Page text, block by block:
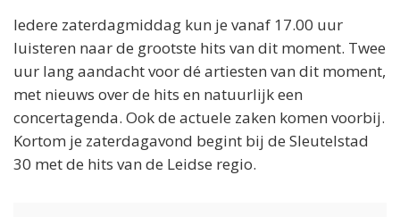
Iedere zaterdagmiddag kun je vanaf 17.00 uur
luisteren naar de grootste hits van dit moment. Twee
uur lang aandacht voor dé artiesten van dit moment,
met nieuws over de hits en natuurlijk een
concertagenda. Ook de actuele zaken komen voorbij.
Kortom je zaterdagavond begint bij de Sleutelstad
30 met de hits van de Leidse regio.